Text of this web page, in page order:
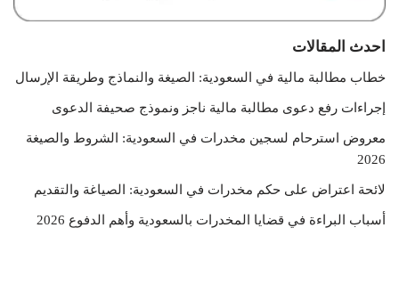
احدث المقالات
خطاب مطالبة مالية في السعودية: الصيغة والنماذج وطريقة الإرسال
إجراءات رفع دعوى مطالبة مالية ناجز ونموذج صحيفة الدعوى
معروض استرحام لسجين مخدرات في السعودية: الشروط والصيغة
2026
لائحة اعتراض على حكم مخدرات في السعودية: الصياغة والتقديم
أسباب البراءة في قضايا المخدرات بالسعودية وأهم الدفوع 2026